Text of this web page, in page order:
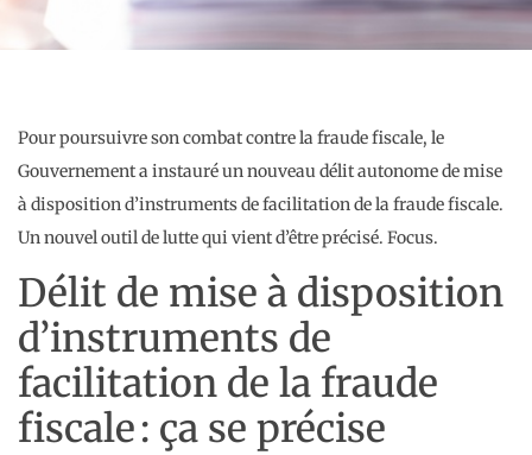
Pour poursuivre son combat contre la fraude fiscale, le
Gouvernement a instauré un nouveau délit autonome de mise
à disposition d’instruments de facilitation de la fraude fiscale.
Un nouvel outil de lutte qui vient d’être précisé. Focus.
Délit de mise à disposition
d’instruments de
facilitation de la fraude
fiscale : ça se précise